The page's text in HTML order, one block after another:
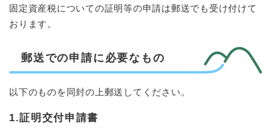
固定資産税についての証明等の申請は郵送でも受け付けて
おります。
郵送での申請に必要なも の
以下のものを同封の上郵送してください。​
1.証明交付申請書